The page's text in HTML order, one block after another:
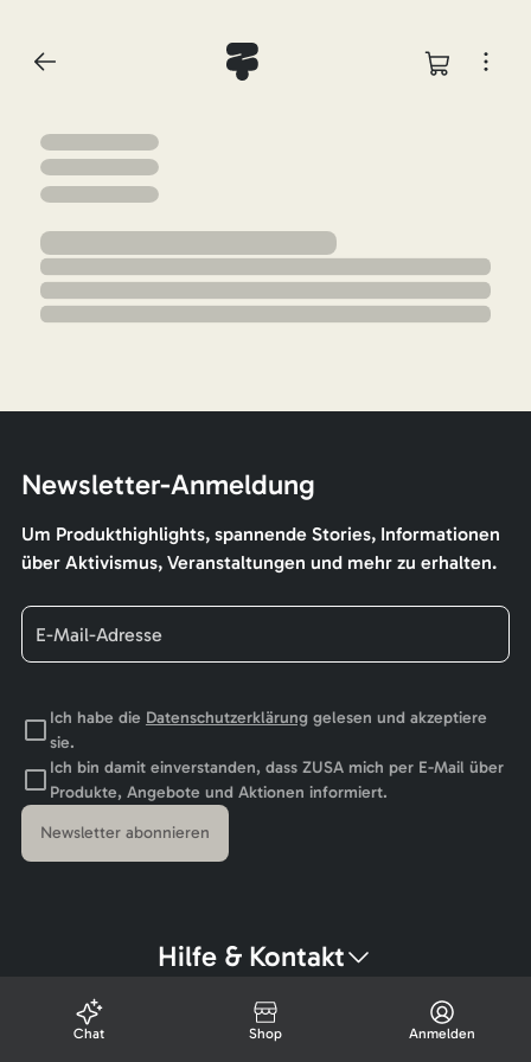
Newsletter-Anmeldung
Um Produkthighlights, spannende Stories, Informationen
über Aktivismus, Veranstaltungen und mehr zu erhalten.
Ich habe die Datenschutzerklärunggelesen und akzeptiere
sie.
Ich bin damit einverstanden, dass ZUSA mich per E-Mail über
Produkte, Angebote und Aktionen informiert.
Newsletter abonnieren
Hilfe & Kontakt
Chat Shop Anmelden